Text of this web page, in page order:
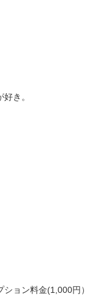
き。
ョン料金(1,000円）